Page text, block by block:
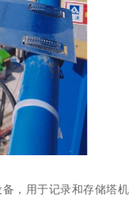
，用于记录和存储塔机